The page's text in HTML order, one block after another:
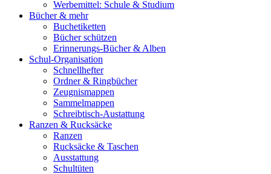
Werbemittel: Schule & Studium
Bücher & mehr
Buchetiketten
Bücher schützen
Erinnerungs-Bücher & Alben
Schul-Organisation
Schnellhefter
Ordner & Ringbücher
Zeugnismappen
Sammelmappen
Schreibtisch-Austattung
Ranzen & Rucksäcke
Ranzen
Rucksäcke & Taschen
Ausstattung
Schultüten